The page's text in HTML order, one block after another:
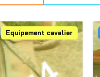
Equipement cavalier